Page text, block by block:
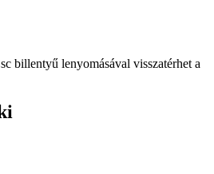
billentyű lenyomásával visszatérhet a